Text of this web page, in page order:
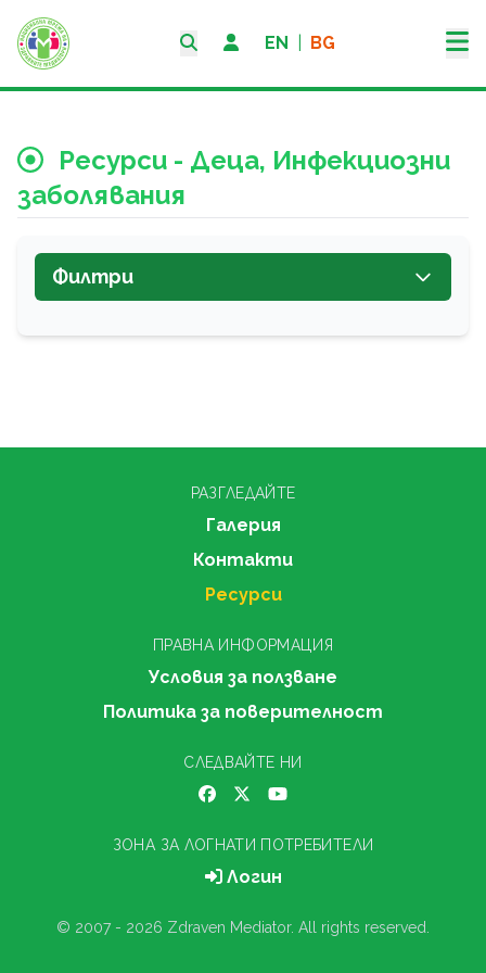
EN BG
Ресурси - Деца, Инфекциозни
заболявания
Филтри
РАЗГЛЕДАЙТЕ
Галерия
Контакти
Ресурси
ПРАВНА ИНФОРМАЦИЯ
Условия за ползване
Политика за поверителност
СЛЕДВАЙТЕ НИ
ЗОНА ЗА ЛОГНАТИ ПОТРЕБИТЕЛИ
Логин
© 2007 - 2026 Zdraven Mediator. All rights reserved.